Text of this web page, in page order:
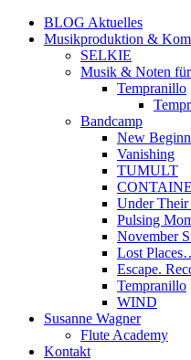
BLOG Aktuelles
Musikproduktion &
SELKIE
Musik & Noten
Tempranillo
Bandcamp
New
Vanishing
TUMULT
Under Their
Pulsing
November
Lost
Escape.
Tempranillo
WIND
Susanne Wagner
Flute Academy
Kontakt